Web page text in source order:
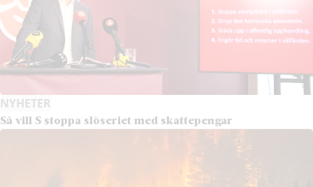
NYHETER
Så vill S stoppa slöseriet med skattepengar